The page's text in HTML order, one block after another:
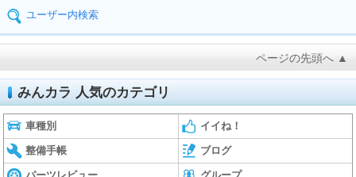
ユーザー内検索
ページの先頭へ ▲
みんカラ 人気のカテゴリ
車種別 イイね！
整備手帳 ブログ